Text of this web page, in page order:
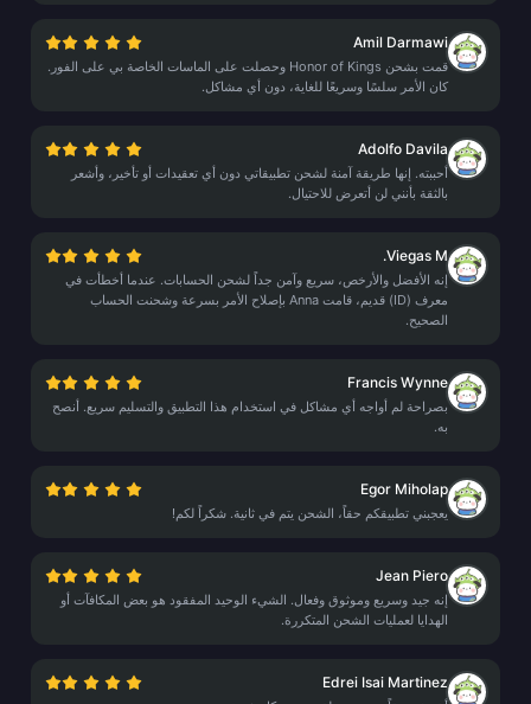
Amil Darmawi
قمت بشحن Honor of Kings وحصلت على الماسات الخاصة بي على الفور.
كان الأمر سلسًا وسريعًا للغاية، دون أي مشاكل.
Adolfo Davila
أحببته. إنها طريقة آمنة لشحن تطبيقاتي دون أي تعقيدات أو تأخير، وأشعر
بالثقة بأنني لن أتعرض للاحتيال.
Viegas M.
إنه الأفضل والأرخص، سريع وآمن جداً لشحن الحسابات. عندما أخطأت في
معرف (ID) قديم، قامت Anna بإصلاح الأمر بسرعة وشحنت الحساب
الصحيح.
Francis Wynne
بصراحة لم أواجه أي مشاكل في استخدام هذا التطبيق والتسليم سريع. أنصح
به.
Egor Miholap
يعجبني تطبيقكم حقاً، الشحن يتم في ثانية. شكراً لكم!
Jean Piero
إنه جيد وسريع وموثوق وفعال. الشيء الوحيد المفقود هو بعض المكافآت أو
الهدايا لعمليات الشحن المتكررة.
Edrei Isai Martinez